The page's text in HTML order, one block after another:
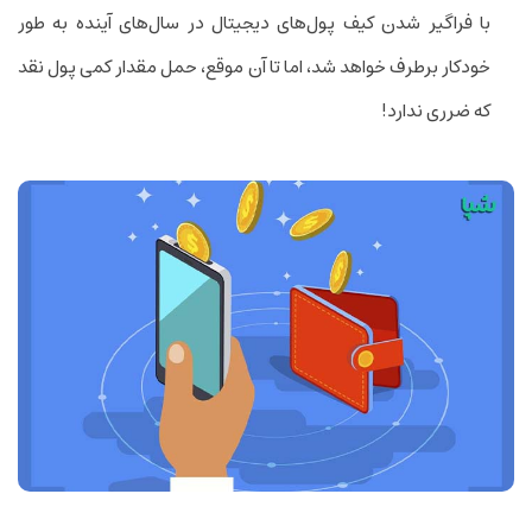
با فراگیر شدن کیف پول‌های دیجیتال در سال‌های آینده به طور
خودکار برطرف خواهد شد، اما تا آن موقع، حمل مقدار کمی پول نقد
که ضرری ندارد!